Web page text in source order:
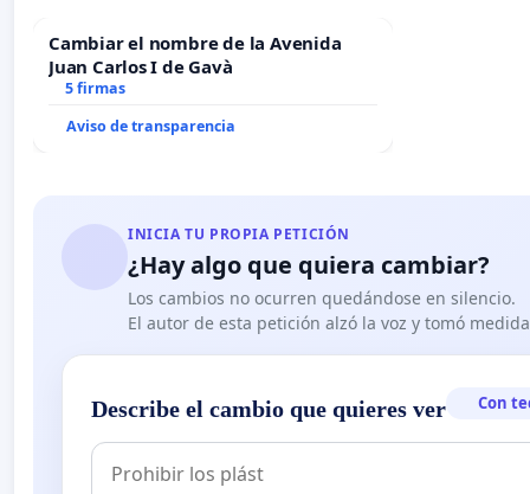
Cambiar el nombre de la Avenida
Juan Carlos I de Gavà
5 firmas
Aviso de transparencia
INICIA TU PROPIA PETICIÓN
¿Hay algo que quiera cambiar?
Los cambios no ocurren quedándose en silencio.
El autor de esta petición alzó la voz y tomó
Describe el cambio que quieres ver Con